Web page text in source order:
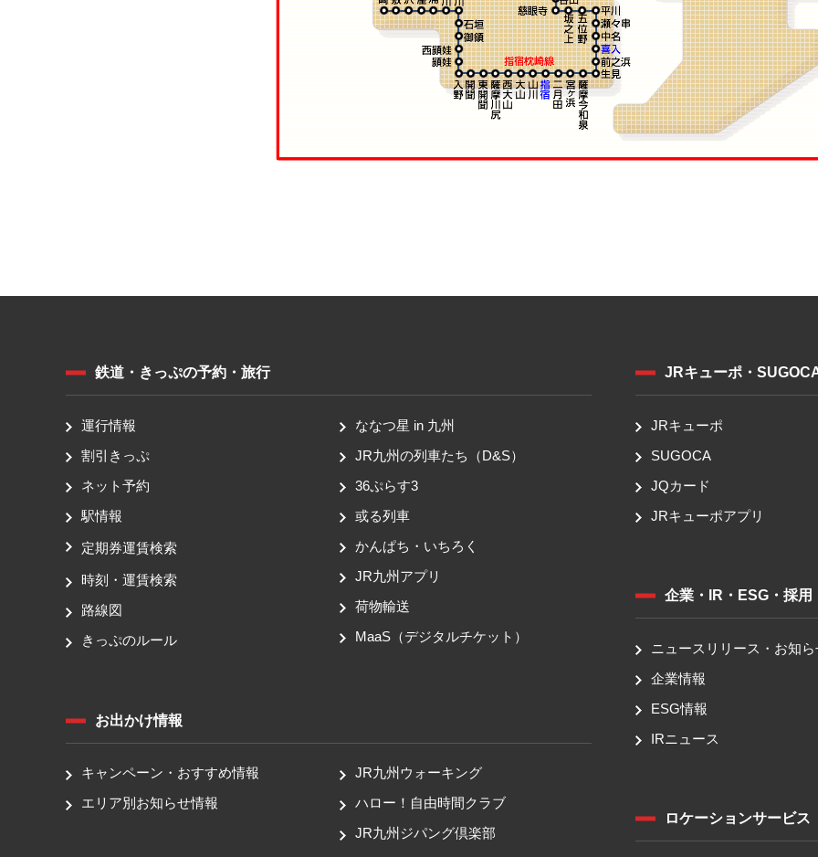
鉄道・きっぷの予約・旅行
運行情報
割引きっぷ
ネット予約
駅情報
定期券運賃検索
時刻・運賃検索
路線図
きっぷのルール
ななつ星 in 九州
JR九州の列車たち（D&S）
36ぷらす3
或る列車
かんぱち・いちろく
JR九州アプリ
荷物輸送
MaaS（デジタルチケット）
お出かけ情報
キャンペーン・おすすめ情報
エリア別お知らせ情報
JR九州ウォーキング
ハロー！自由時間クラブ
JR九州ジパング倶楽部
JRキューポ・
JRキューポ
SUGOCA
JQカード
JRキューポアプリ
企業・IR・ESG・採用
ニュースリリース・お知ら
企業情報
ESG情報
IRニュース
ロケーションサービス